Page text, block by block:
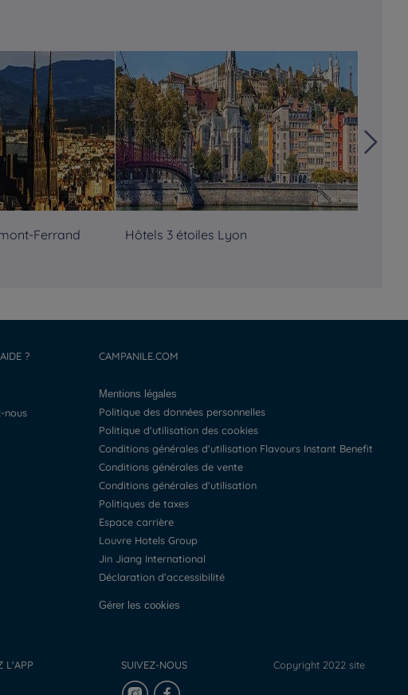
Ferrand Hôtels 3 étoiles Lyon
?
nous
CAMPANILE.COM
Mentions légales
Politique des données personnelles
Politique d'utilisation des cookies
Conditions générales d'utilisation Flavours Instant Benefit
Conditions générales de vente
Conditions générales d'utilisation
Politiques de taxes
Espace carrière
Louvre Hotels Group
Jin Jiang International
Déclaration d'accessibilité
Gérer les cookies
L'APP SUIVEZ-NOUS Copyright 2022 site